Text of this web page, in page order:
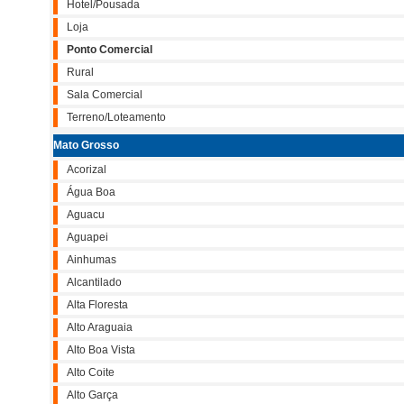
Hotel/Pousada
Loja
Ponto Comercial
Rural
Sala Comercial
Terreno/Loteamento
Mato Grosso
Acorizal
Água Boa
Aguacu
Aguapei
Ainhumas
Alcantilado
Alta Floresta
Alto Araguaia
Alto Boa Vista
Alto Coite
Alto Garça